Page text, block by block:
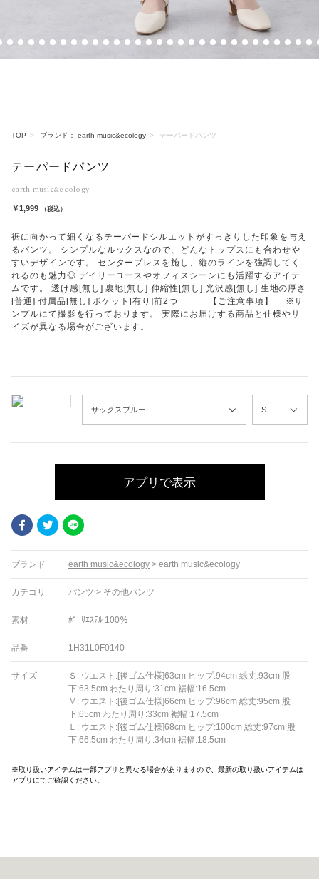
TOP ブランド： earth music&ecology テーパードパンツ
テーパードパンツ
earth music&ecology
￥1,999 （税込）
裾に向かって細くなるテーパードシルエットがすっきりした印象を与え
るパンツ。 シンプルなルックスなので、どんなトップスにも合わせや
すいデザインです。 センタープレスを施し、縦のラインを強調してく
れるのも魅力◎ デイリーユースやオフィスシーンにも活躍するアイテ
ムです。 透け感[無し] 裏地[無し] 伸縮性[無し] 光沢感[無し] 生地の厚さ
[普通] 付属品[無し] ポケット[有り]前2つ 【ご注意事項】 ※サ
ンプルにて撮影を行っております。 実際にお届けする商品と仕様やサ
イズが異なる場合がございます。
アプリで表示
FacebookTwitter
ブランド earth music&ecology > earth music&ecology
カテゴリ パンツ > その他パンツ
素材 ﾎ゜ﾘｴｽﾃﾙ 100％
品番 1H31L0F0140
サイズ
Ｓ: ウエスト:[後ゴム仕様]63cm ヒップ:94cm 総丈:93cm 股
下:63.5cm わたり周り:31cm 裾幅:16.5cm
Ｍ: ウエスト:[後ゴム仕様]66cm ヒップ:96cm 総丈:95cm 股
下:65cm わたり周り:33cm 裾幅:17.5cm
Ｌ: ウエスト:[後ゴム仕様]68cm ヒップ:100cm 総丈:97cm 股
下:66.5cm わたり周り:34cm 裾幅:18.5cm
※取り扱いアイテムは一部アプリと異なる場合がありますので、最新の取り扱いアイテムは
アプリにてご確認ください。
10 11 12 13 14 15 16 17 18 19 20 21 22 23 24 25 26 27 28 29 30 31 32 33 34 35 36 37 38